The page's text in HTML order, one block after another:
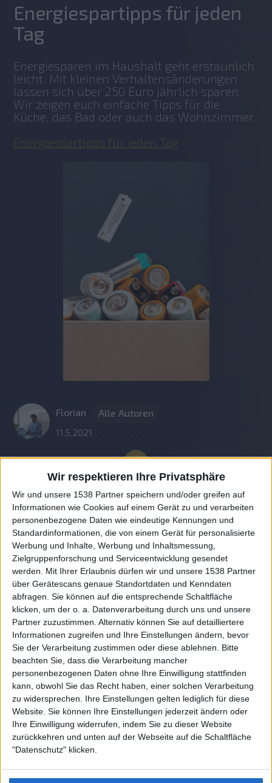
Wir respektieren Ihre Privatsphäre
Wir und unsere 1538 Partner speichern und/oder greifen auf
Informationen wie Cookies auf einem Gerät zu und verarbeiten
personenbezogene Daten wie eindeutige Kennungen und
Standardinformationen, die von einem Gerät für personalisierte
Werbung und Inhalte, Werbung und Inhaltsmessung,
Zielgruppenforschung und Serviceentwicklung gesendet
werden.
Mit Ihrer Erlaubnis dürfen wir und unsere 1538 Partner
über Gerätescans genaue Standortdaten und Kenndaten
abfragen. Sie können auf die entsprechende Schaltfläche
klicken, um der o. a. Datenverarbeitung durch uns und unsere
Partner zuzustimmen. Alternativ können Sie auf detailliertere
Informationen zugreifen und Ihre Einstellungen ändern, bevor
Sie der Verarbeitung zustimmen oder diese ablehnen.
Bitte
beachten Sie, dass die Verarbeitung mancher
personenbezogenen Daten ohne Ihre Einwilligung stattfinden
kann, obwohl Sie das Recht haben, einer solchen Verarbeitung
zu widersprechen. Ihre Einstellungen gelten lediglich für diese
Website. Sie können Ihre Einstellungen jederzeit ändern oder
Ihre Einwilligung widerrufen, indem Sie zu dieser Website
zurückkehren und unten auf der Webseite auf die Schaltfläche
"Datenschutz" klicken.
Energiespartipps für jeden
Tag
Energiesparen im Haushalt geht erstaunlich
leicht. Mit kleinen Verhaltensänderungen
lassen sich über 250 Euro jährlich sparen.
Wir zeigen euch einfache Tipps für die
Energiespartipps für jeden Tag
Florian
Alle Autoren
11.5.2021
Auf DESMONDO findet Ihr Inspirationen für
individuelles, gemütliches und intelligentes Wohnen,
die aktuellsten Einrichtungstrends und Informatives zu
neuesten Smart Home Systemen.
About
DESMONDO Suche
Kooperationen
Rechtliches
Impressum
Datenschutz
Sitemap